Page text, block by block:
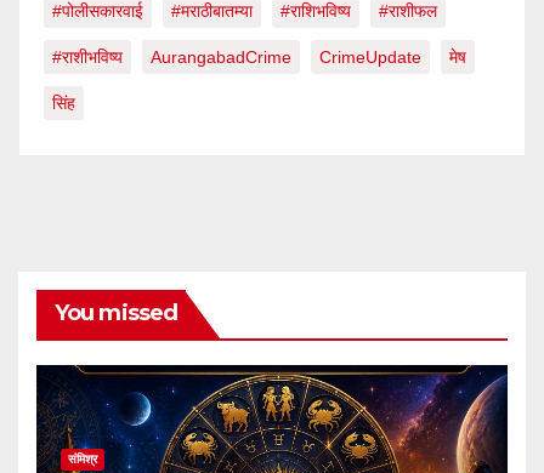
#पोलीसकारवाई #मराठीबातम्या #राशिभविष्य #राशीफल
#राशीभविष्य AurangabadCrime CrimeUpdate मेष
सिंह
You missed
संमिश्र